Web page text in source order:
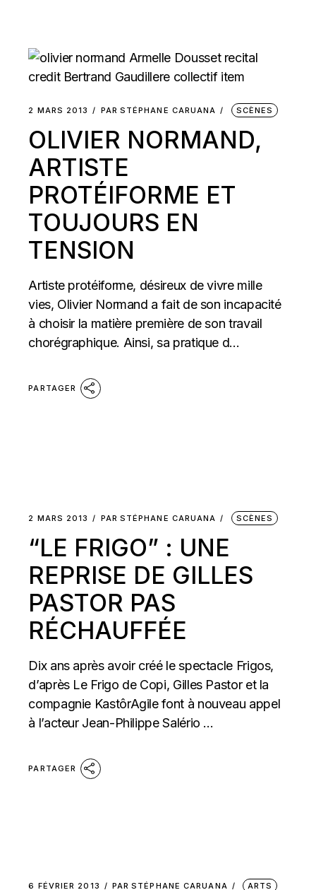
2 MARS 2013 PAR STÉPHANE CARUANA SCÈNES
OLIVIER NORMAND,
ARTISTE
PROTÉIFORME ET
TOUJOURS EN
TENSION
Artiste protéiforme, désireux de vivre mille
vies, Olivier Normand a fait de son incapacité
à choisir la matière première de son travail
chorégraphique. Ainsi, sa pratique d...
PARTAGER
2 MARS 2013 PAR STÉPHANE CARUANA SCÈNES
“LE FRIGO” : UNE
REPRISE DE GILLES
PASTOR PAS
RÉCHAUFFÉE
Dix ans après avoir créé le spectacle Frigos,
d’après Le Frigo de Copi, Gilles Pastor et la
compagnie KastôrAgile font à nouveau appel
à l’acteur Jean-Philippe Salério ...
PARTAGER
6 FÉVRIER 2013 PAR STÉPHANE CARUANA ARTS